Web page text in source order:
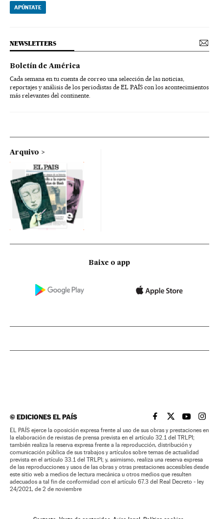
APÚNTATE
NEWSLETTERS
Boletín de América
Cada semana en tu cuenta de correo una selección de las noticias,
reportajes y análisis de los periodistas de EL PAÍS con los acontecimientos
más relevantes del continente.
Arquivo
Baixe o app
©EDICIONES EL PAÍS EL PAÍS BRASIL EN
EL PAÍSEL PAÍS
EL
EL PAÍS ejerce la oposición expresa frente al uso de sus obras y prestaciones en
la elaboración de revistas de prensa prevista en el artículo 32.1 del TRLPI;
también realiza la reserva expresa frente a la reproducción, distribución y
comunicación pública de sus trabajos y artículos sobre temas de actualidad
prevista en el artículo 33.1 del TRLPI; y, asimismo, realiza una reserva expresa
de las reproducciones y usos de las obras y otras prestaciones accesibles desde
este sitio web a medios de lectura mecánica u otros medios que resulten
adecuados a tal fin de conformidad con el artículo 67.3 del Real Decreto - ley
24/2021, de 2 de noviembre